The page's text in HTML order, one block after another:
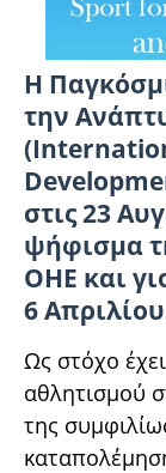
Η
την
στις 23
ψήφισμα
ΟΗΕ και
6
Ως στόχο
αθλητισμού
της